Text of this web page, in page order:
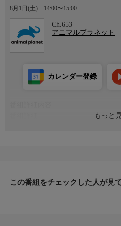
8月1日(土) 14:00〜15:00
Ch.653
アニマルプラネット
もっと
カレンダー登録
い猫ライリーの引っかき癖をめぐ
この番組をチェックした人が見